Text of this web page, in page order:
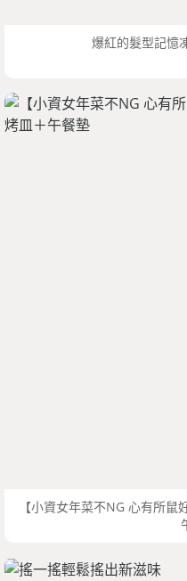
爆紅的髮型記憶
【小資女年菜不NG 心有所